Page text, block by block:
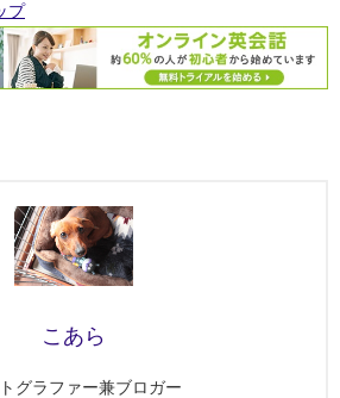
プ
こあら
グラファー兼ブロガー